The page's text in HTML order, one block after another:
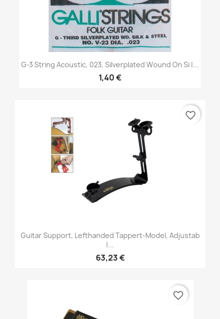
G-3 String Acoustic, 023, Silverplated Wound On Si |...
1,40 €
Guitar Support, Lefthanded Tappert-Model, Adjustab
|...
63,23 €
favorite_border
favorite_border